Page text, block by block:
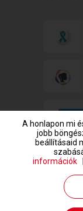
A honlapon mi
jobb
beállításaid
információk